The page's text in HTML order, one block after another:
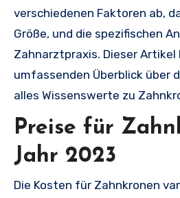
verschiedenen Faktoren ab,
Größe, und die spezifischen
Zahnarztpraxis. Dieser
umfassenden Überblick über
alles Wissenswerte zu
Preise für
Jahr 2023
Die Kosten für Zahnkronen